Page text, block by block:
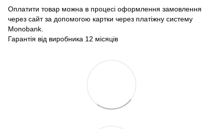
Оплатити товар можна в процесі оформлення замовлення
через сайт за допомогою картки через платіжну систему
Monobank.
Гарантія від виробника 12 місяців